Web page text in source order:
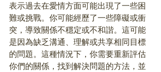
表示過去在愛情方面可能出現了一些困
難或挑戰。你可能經歷了一些障礙或衝
突，導致關係不穩定或不和諧。這可能
是因為缺乏溝通、理解或共享相同目標
的問題。這種情況下，你需要重新評估
你們的關係，找到解決問題的方法，並